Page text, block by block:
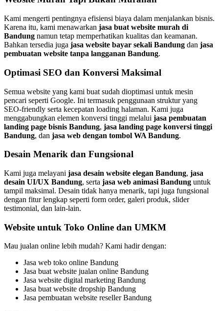
Kami mengerti pentingnya efisiensi biaya dalam menjalankan bisnis.
Karena itu, kami menawarkan jasa buat website murah di
Bandung namun tetap memperhatikan kualitas dan keamanan.
Bahkan tersedia juga jasa website bayar sekali Bandung dan jasa
pembuatan website tanpa langganan Bandung.
Optimasi SEO dan Konversi Maksimal
Semua website yang kami buat sudah dioptimasi untuk mesin
pencari seperti Google. Ini termasuk penggunaan struktur yang
SEO-friendly serta kecepatan loading halaman. Kami juga
menggabungkan elemen konversi tinggi melalui jasa pembuatan
landing page bisnis Bandung, jasa landing page konversi tinggi
Bandung, dan jasa web dengan tombol WA Bandung.
Desain Menarik dan Fungsional
Kami juga melayani jasa desain website elegan Bandung, jasa
desain UI/UX Bandung, serta jasa web animasi Bandung untuk
tampil maksimal. Desain tidak hanya menarik, tapi juga fungsional
dengan fitur lengkap seperti form order, galeri produk, slider
testimonial, dan lain-lain.
Website untuk Toko Online dan UMKM
Mau jualan online lebih mudah? Kami hadir dengan:
Jasa web toko online Bandung
Jasa buat website jualan online Bandung
Jasa website digital marketing Bandung
Jasa buat website dropship Bandung
Jasa pembuatan website reseller Bandung